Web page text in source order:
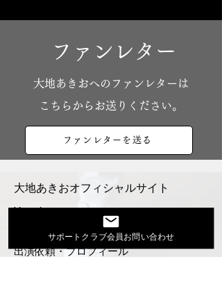
ファンレター
​大地あきおへのファンレターは
こちらからお送りください。
ファンレターを送る
大地あきおオフィシャルサイト
Youtube
出演依頼・プロフィール
サポートクラブ会員お問い合わせ